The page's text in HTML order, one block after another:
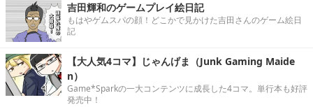
吉田輝和のゲームプレイ絵日記
もはやゲムスパの顔！どこかで見かけた吉田さんのゲーム絵日
記
【大人気4コマ】じゃんげま（Junk Gaming Maide
n）
Game*Sparkの一大コンテンツに成長した4コマ。単行本も好評
発売中！